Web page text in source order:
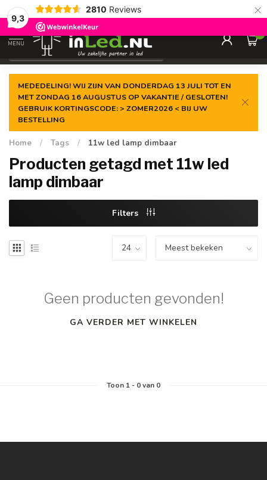
9,3
2810 Reviews ×
Gegarandeerde delaagste prijs
MENU
0
MEDEDELING! WIJ ZIJN VAN DONDERDAG 13 JULI TOT EN
MET ZONDAG 16 AUGUSTUS OP VAKANTIE / GESLOTEN!
GEBRUIK KORTINGSCODE: > ZOMER2026 < BIJ UW
BESTELLING
Home / Tags / 11w led lamp dimbaar
Producten getagd met 11w led
lamp dimbaar
Filters
Geen producten gevonden!
GA VERDER MET WINKELEN
Toon 1- 0van 0